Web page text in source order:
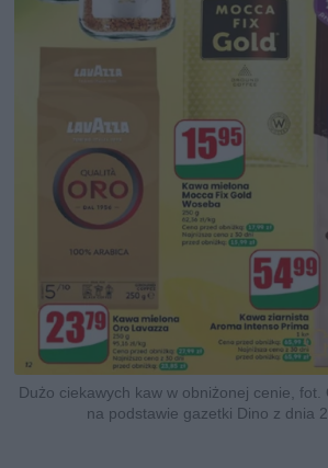
Dużo ciekawych kaw w obniżonej cenie, fot.
na podstawie gazetki Dino z dnia